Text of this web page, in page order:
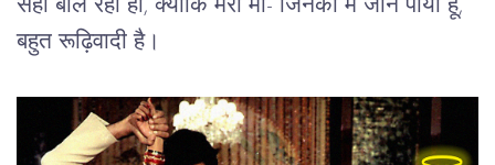
सही बोल रही हो, क्योंकि मेरी माँ- जिनको मैं जान पाया हूँ,
बहुत रूढ़िवादी है।